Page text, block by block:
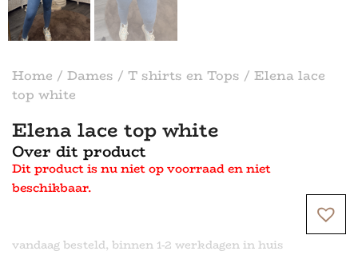
Home / Dames / T shirts en Tops / Elena lace
top white
Elena lace top white
Over dit product
Dit product is nu niet op voorraad en niet
beschikbaar.
vandaag besteld, binnen 1-2 werkdagen in huis